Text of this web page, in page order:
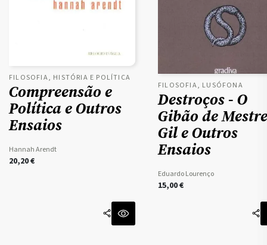
FILOSOFIA, HISTÓRIA E POLÍTICA
Compreensão e
Política e Outros
Ensaios
Hannah Arendt
20,20€
FILOSOFIA, LUSÓFONA
Destroços - O
Gibão de Mestre
Gil e Outros
Ensaios
Eduardo Lourenço
15,00€